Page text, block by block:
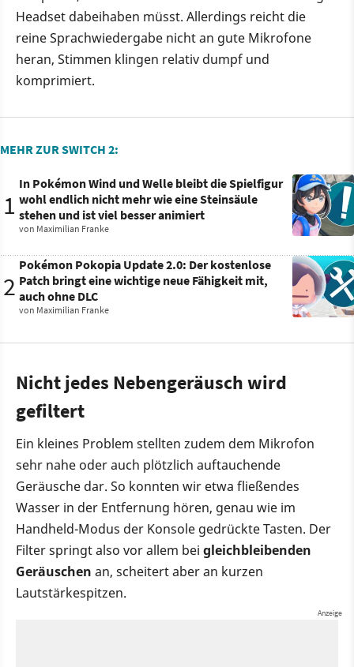
Headset dabeihaben müsst. Allerdings reicht die
reine Sprachwiedergabe nicht an gute Mikrofone
heran, Stimmen klingen relativ dumpf und
komprimiert.
MEHR ZUR SWITCH 2:
1
In Pokémon Wind und Welle bleibt die Spielfigur
wohl endlich nicht mehr wie eine Steinsäule
stehen und ist viel besser animiert
von Maximilian Franke
2
Pokémon Pokopia Update 2.0: Der kostenlose
Patch bringt eine wichtige neue Fähigkeit mit,
auch ohne DLC
von Maximilian Franke
Nicht jedes Nebengeräusch wird
gefiltert
Ein kleines Problem stellten zudem dem Mikrofon
sehr nahe oder auch plötzlich auftauchende
Geräusche dar. So konnten wir etwa fließendes
Wasser in der Entfernung hören, genau wie im
Handheld-Modus der Konsole gedrückte Tasten. Der
Filter springt also vor allem bei gleichbleibenden
Geräuschen an, scheitert aber an kurzen
Lautstärkespitzen.